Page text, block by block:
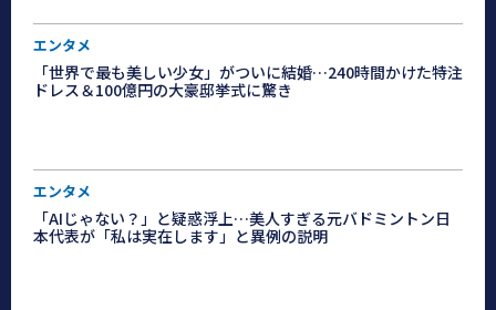
エンタメ
「世界で最も美しい少女」がついに結婚…240時間かけた特注
ドレス＆100億円の大豪邸挙式に驚き
エンタメ
「AIじゃない？」と疑惑浮上…美人すぎる元バドミントン日
本代表が「私は実在します」と異例の説明